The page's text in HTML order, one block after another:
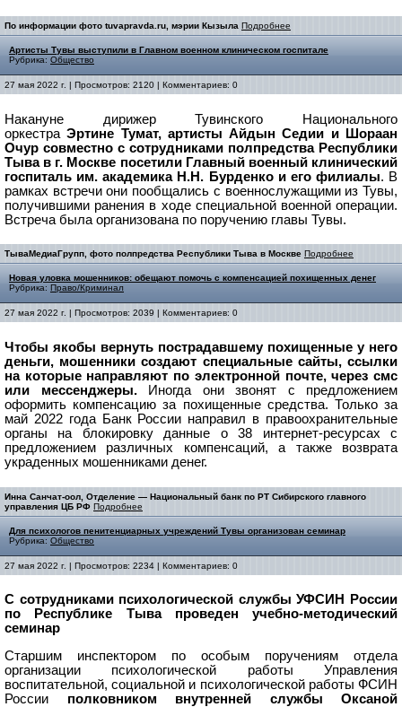
По информации фото tuvapravda.ru, мэрии Кызыла Подробнее
Артисты Тувы выступили в Главном военном клиническом госпитале
Рубрика: Общество
27 мая 2022 г. | Просмотров: 2120 | Комментариев: 0
Накануне дирижер Тувинского Национального
оркестраЭртине Тумат, артисты Айдын Седии и Шораан
Очур совместно с сотрудниками полпредства Республики
Тыва в г. Москве посетили Главный военный клинический
госпиталь им. академика Н.Н. Бурденко и его филиалы. В
рамках встречи они пообщались с военнослужащими из Тувы,
получившими ранения в ходе специальной военной операции.
Встреча была организована по поручению главы Тувы.
ТываМедиаГрупп, фото полпредства Республики Тыва в Москве Подробнее
Новая уловка мошенников: обещают помочь с компенсацией похищенных денег
Рубрика: Право/Криминал
27 мая 2022 г. | Просмотров: 2039 | Комментариев: 0
Чтобы якобы вернуть пострадавшему похищенные у него
деньги, мошенники создают специальные сайты, ссылки
на которые направляют по электронной почте, через смс
или мессенджеры.Иногда они звонят с предложением
оформить компенсацию за похищенные средства. Только за
май 2022 года Банк России направил в правоохранительные
органы на блокировку данные о 38 интернет-ресурсах с
предложением различных компенсаций, а также возврата
украденных мошенниками денег.
Инна Санчат-оол, Отделение — Национальный банк по РТ Сибирского главного
управления ЦБ РФ Подробнее
Для психологов пенитенциарных учреждений Тувы организован семинар
Рубрика: Общество
27 мая 2022 г. | Просмотров: 2234 | Комментариев: 0
С сотрудниками психологической службы УФСИН России
по Республике Тыва проведен учебно-методический
семинар
Старшим инспектором по особым поручениям отдела
организации психологической работы Управления
воспитательной, социальной и психологической работы ФСИН
России полковником внутренней службы Оксаной